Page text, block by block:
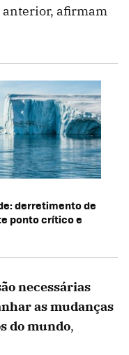
anterior, afirmam
derretimento de
ponto crítico e
necessárias
as mudanças
do mundo,